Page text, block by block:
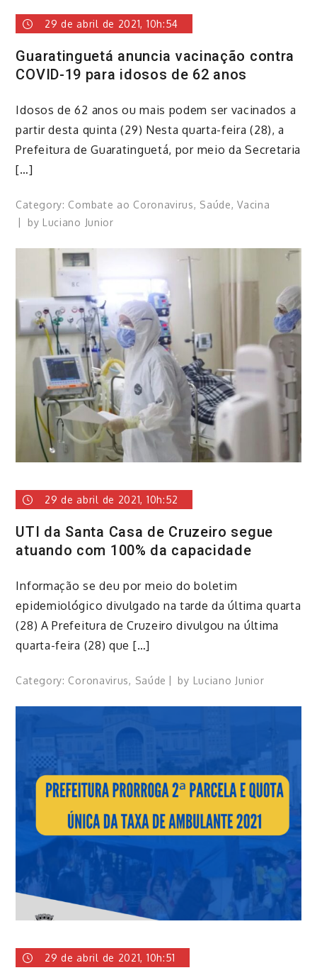
29 de abril de 2021, 10h:54
Guaratinguetá anuncia vacinação contra
COVID-19 para idosos de 62 anos
Idosos de 62 anos ou mais podem ser vacinados a
partir desta quinta (29) Nesta quarta-feira (28), a
Prefeitura de Guaratinguetá, por meio da Secretaria
[…]
Category: Combate ao Coronavirus, Saúde,Vacina
by Luciano Junior
29 de abril de 2021, 10h:52
UTI da Santa Casa de Cruzeiro segue
atuando com 100% da capacidade
Informação se deu por meio do boletim
epidemiológico divulgado na tarde da última quarta
(28) A Prefeitura de Cruzeiro divulgou na última
quarta-feira (28) que […]
Category: Coronavirus, Saúde by Luciano Junior
29 de abril de 2021, 10h:51